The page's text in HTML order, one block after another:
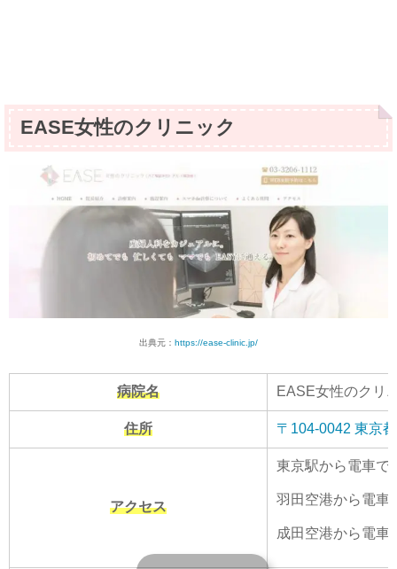
EASE女性のクリニック
出典元： https://ease-clinic.jp/
病院名 EASE女性のクリ
住所 〒104-0042 東京
アクセス
東京駅から電車で
羽田空港から電車
成田空港から電車